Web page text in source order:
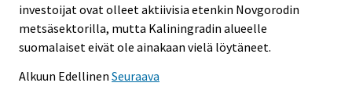
investoijat ovat olleet aktiivisia etenkin Novgorodin
metsäsektorilla, mutta Kaliningradin alueelle
suomalaiset eivät ole ainakaan vielä löytäneet.
Alkuun Edellinen Seuraava